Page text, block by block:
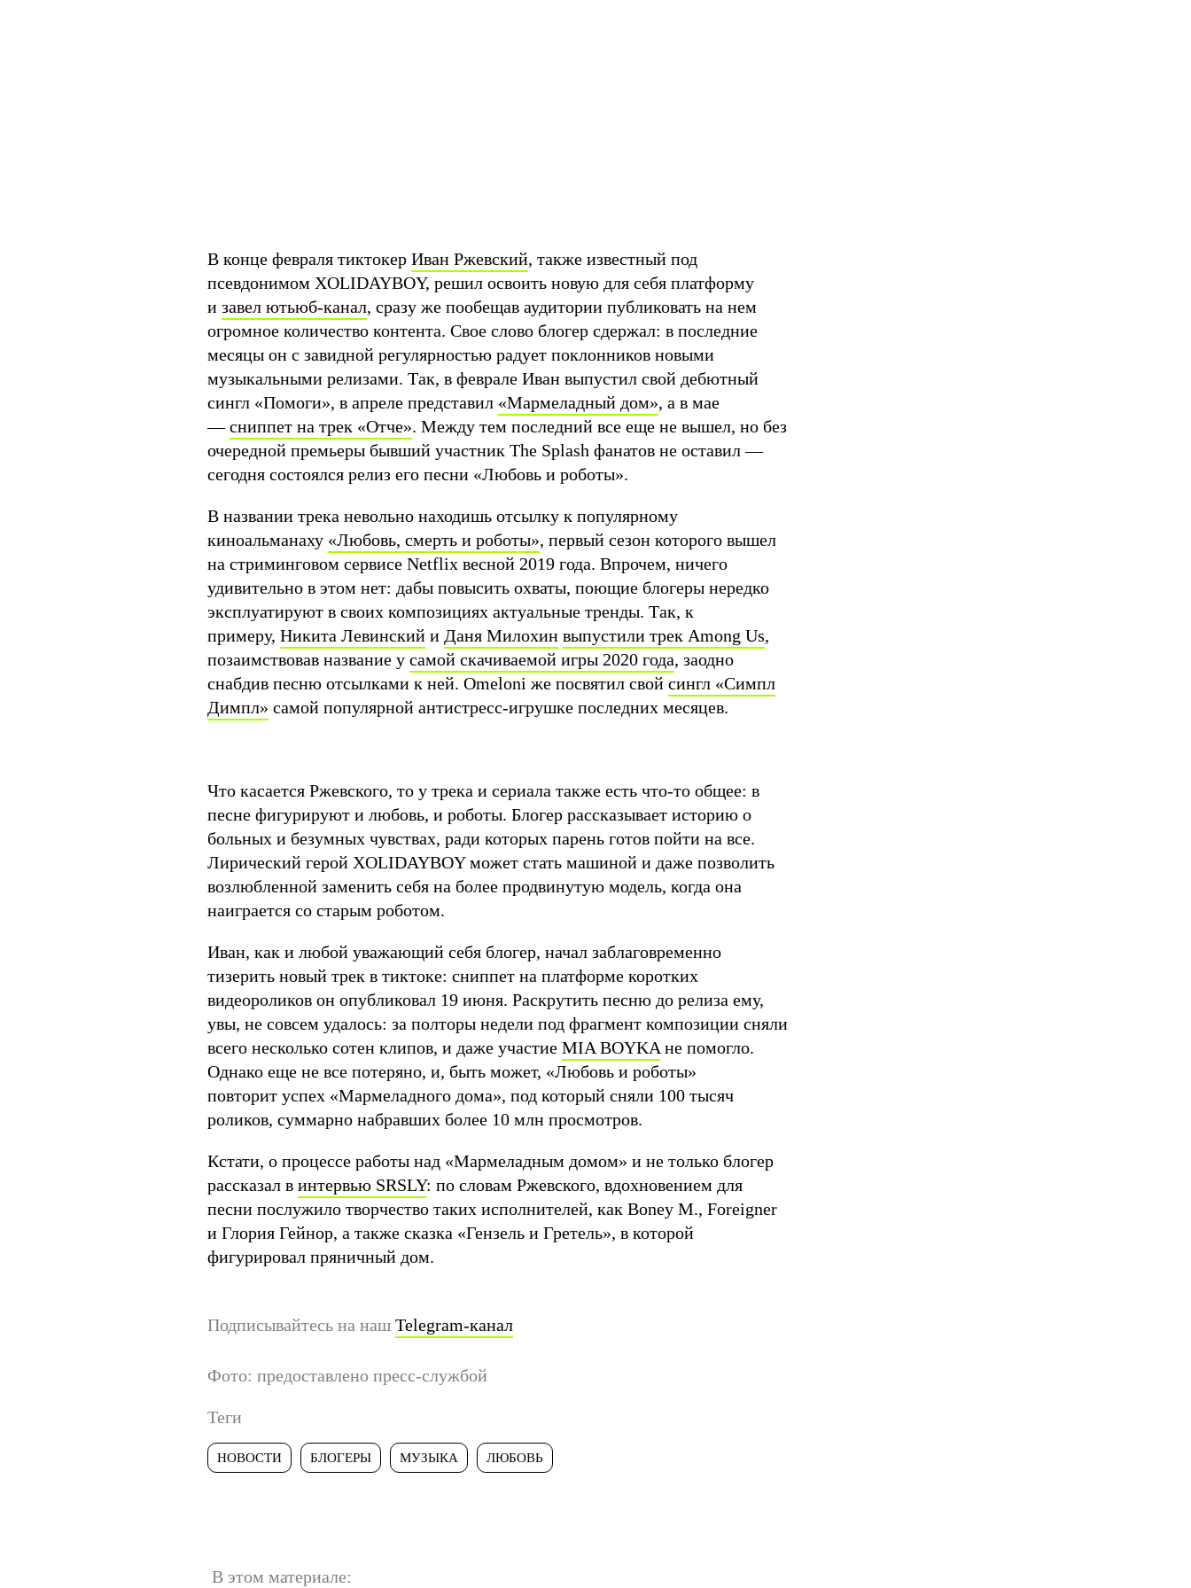
В конце февраля тиктокер Иван Ржевский, также известный под
псевдонимом XOLIDAYBOY, решил освоить новую для себя платформу
и завел ютьюб-канал, сразу же пообещав аудитории публиковать на нем
огромное количество контента. Свое слово блогер сдержал: в последние
месяцы он с завидной регулярностью радует поклонников новыми
музыкальными релизами. Так, в феврале Иван выпустил свой дебютный
сингл «Помоги», в апреле представил «Мармеладный дом», а в мае
—сниппет на трек «Отче». Между тем последний все еще не вышел, но без
очередной премьеры бывший участник The Splash фанатов не оставил —
сегодня состоялся релиз его песни «Любовь и роботы».
В названии трека невольно находишь отсылку к популярному
киноальманаху «Любовь, смерть и роботы», первый сезон которого вышел
на стриминговом сервисе Netflix весной 2019 года. Впрочем, ничего
удивительно в этом нет: дабы повысить охваты, поющие блогеры нередко
эксплуатируют в своих композициях актуальные тренды. Так, к
примеру, Никита Левинский и Даня Милохин выпустили трек Among Us,
позаимствовав название у самой скачиваемой игры 2020 года, заодно
снабдив песню отсылками к ней. Omeloni же посвятил свой сингл «Симпл
Димпл» самой популярной антистресс-игрушке последних месяцев.
Что касается Ржевского, то у трека и сериала также есть что-то общее: в
песне фигурируют и любовь, и роботы. Блогер рассказывает историю о
больных и безумных чувствах, ради которых парень готов пойти на все.
Лирический герой XOLIDAYBOY может стать машиной и даже позволить
возлюбленной заменить себя на более продвинутую модель, когда она
наиграется со старым роботом.
Иван, как и любой уважающий себя блогер, начал заблаговременно
тизерить новый трек в тиктоке: сниппет на платформе коротких
видеороликов он опубликовал 19 июня. Раскрутить песню до релиза ему,
увы, не совсем удалось: за полторы недели под фрагмент композиции сняли
всего несколько сотен клипов, и даже участие MIA BOYKA не помогло.
Однако еще не все потеряно, и, быть может, «Любовь и роботы»
повторит успех «Мармеладного дома», под который сняли 100 тысяч
роликов, суммарно набравших более 10 млн просмотров.
Кстати, о процессе работы над «Мармеладным домом» и не только блогер
рассказал в интервью SRSLY: по словам Ржевского, вдохновением для
песни послужило творчество таких исполнителей, как Boney M., Foreigner
и Глория Гейнор, а также сказка «Гензель и Гретель», в которой
фигурировал пряничный дом.
Подписывайтесь на наш Telegram-канал
Фото: предоставлено пресс-службой
Теги
НОВОСТИ БЛОГЕРЫ МУЗЫКА ЛЮБОВЬ
В этом материале: